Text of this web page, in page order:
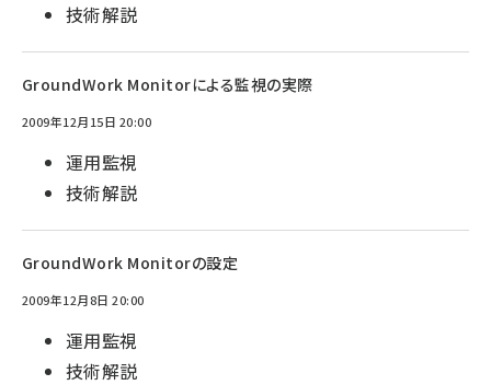
技術解説
GroundWork Monitorによる監視の実際
2009年12月15日 20:00
運用監視
技術解説
GroundWork Monitorの設定
2009年12月8日 20:00
運用監視
技術解説